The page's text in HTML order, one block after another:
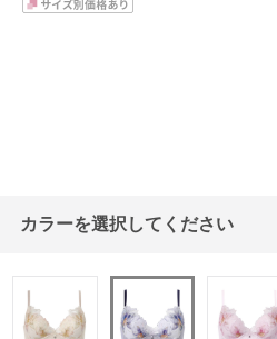
カラーを選択してください